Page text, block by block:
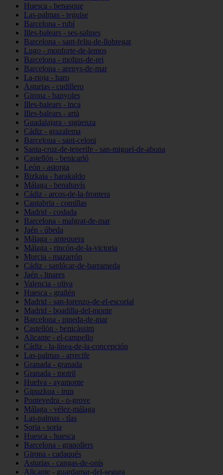
Huesca - benasque
Las-palmas - teguise
Barcelona - rubí
Illes-balears - ses-salines
Barcelona - sant-feliu-de-llobregat
Lugo - monforte-de-lemos
Barcelona - molins-de-rei
Barcelona - arenys-de-mar
La-rioja - haro
Asturias - cudillero
Girona - banyoles
Illes-balears - inca
Illes-balears - artà
Guadalajara - sigüenza
Cádiz - grazalema
Barcelona - sant-celoni
Santa-cruz-de-tenerife - san-miguel-de-abona
Castellón - benicarló
León - astorga
Bizkaia - barakaldo
Málaga - benahavís
Cádiz - arcos-de-la-frontera
Cantabria - comillas
Madrid - coslada
Barcelona - malgrat-de-mar
Jaén - úbeda
Málaga - antequera
Málaga - rincón-de-la-victoria
Murcia - mazarrón
Cádiz - sanlúcar-de-barrameda
Jaén - linares
Valencia - oliva
Huesca - grañén
Madrid - san-lorenzo-de-el-escorial
Madrid - boadilla-del-monte
Barcelona - pineda-de-mar
Castellón - benicàssim
Alicante - el-campello
Cádiz - la-línea-de-la-concepción
Las-palmas - arrecife
Granada - granada
Granada - motril
Huelva - ayamonte
Gipuzkoa - irun
Pontevedra - o-grove
Málaga - vélez-málaga
Las-palmas - tías
Soria - soria
Huesca - huesca
Barcelona - granollers
Girona - cadaqués
Asturias - cangas-de-onís
Alicante - guardamar-del-segura